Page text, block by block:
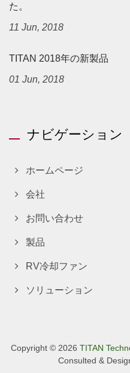
た。
11 Jun, 2018
TITAN 2018年の新製品
01 Jun, 2018
ナビゲーション
ホームページ
会社
お問い合わせ
製品
RV冷却ファン
ソリューション
Copyright © 2026 TITAN
Consulted &